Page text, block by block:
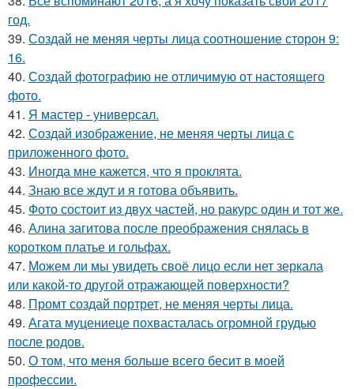
год.
39. Создай не меняя черты лица соотношение сторон 9:
16.
40. Создай фотографию не отличимую от настоящего
фото.
41. Я мастер - универсал.
42. Создай изображение, не меняя черты лица с
приложенного фото.
43. Иногда мне кажется, что я проклята.
44. Знаю все ждут и я готова объявить.
45. Фото состоит из двух частей, но ракурс один и тот же.
46. Алина загитова после преображения снялась в
коротком платье и гольфах.
47. Можем ли мы увидеть своё лицо если нет зеркала
или какой-то другой отражающей поверхности?
48. Промт создай портрет, не меняя черты лица.
49. Агата муцениеце похвасталась огромной грудью
после родов.
50. О том, что меня больше всего бесит в моей
профессии.